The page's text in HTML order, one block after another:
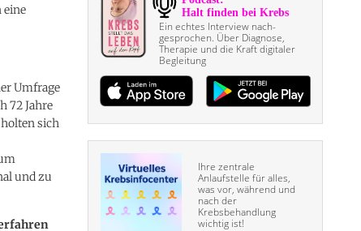
eine
Umfrage
72 Jahre
sich
und zu
Ein echtes Interview nach­
gesprochen. Über Diagnose,
Therapie und die Kraft digitaler
Begleitung
Ihre zentrale
Anlaufstelle für alles,
was vor, während und
nach der
Krebsbehandlung
wichtig ist!